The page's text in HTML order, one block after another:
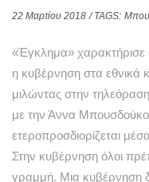
22 Μαρτίου 2018 / TAGS:
«Έγκλημα» χαρακτήρισε
η κυβέρνηση στα εθνικά
μιλώντας στην
με την Άννα
ετεροπροσδιορίζεται
Στην κυβέρνηση όλοι
γραμμή. Μια κυβέρνηση